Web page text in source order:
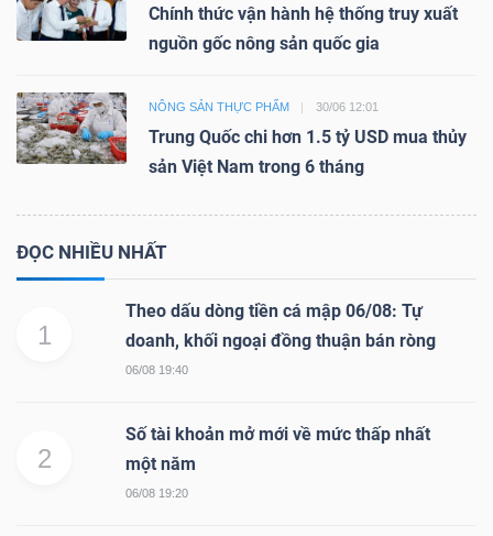
Chính thức vận hành hệ thống truy xuất
nguồn gốc nông sản quốc gia
NÔNG SẢN THỰC PHẨM 30/06 12:01
Trung Quốc chi hơn 1.5 tỷ USD mua thủy
sản Việt Nam trong 6 tháng
ĐỌC NHIỀU NHẤT
1
Theo dấu dòng tiền cá mập 06/08: Tự
doanh, khối ngoại đồng thuận bán ròng
06/08 19:40
2
Số tài khoản mở mới về mức thấp nhất
một năm
06/08 19:20